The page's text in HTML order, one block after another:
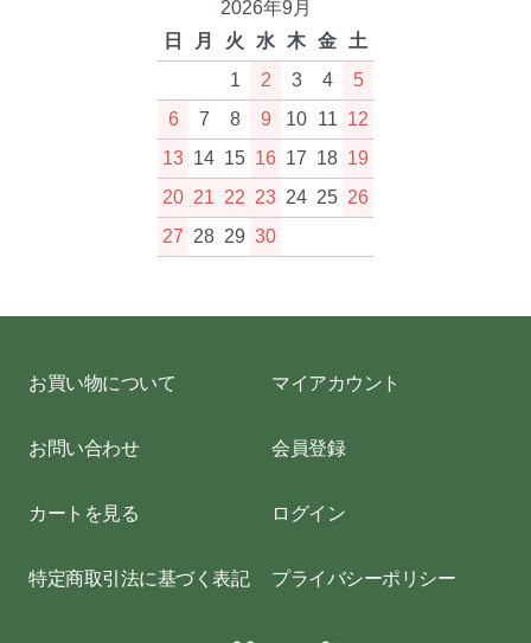
2026年9月
日
月 火 水 木 金 土
1
2 3 4
5
6
7 8 9 10 11 12
13 14 15 16 17 18 19
20 21 22 23 24 25 26
27 28 29 30
お買い物について
お問い合わせ
カートを見る
特定商取引法に基づく表記
マイアカウント
会員登録
ログイン
プライバシーポリシー